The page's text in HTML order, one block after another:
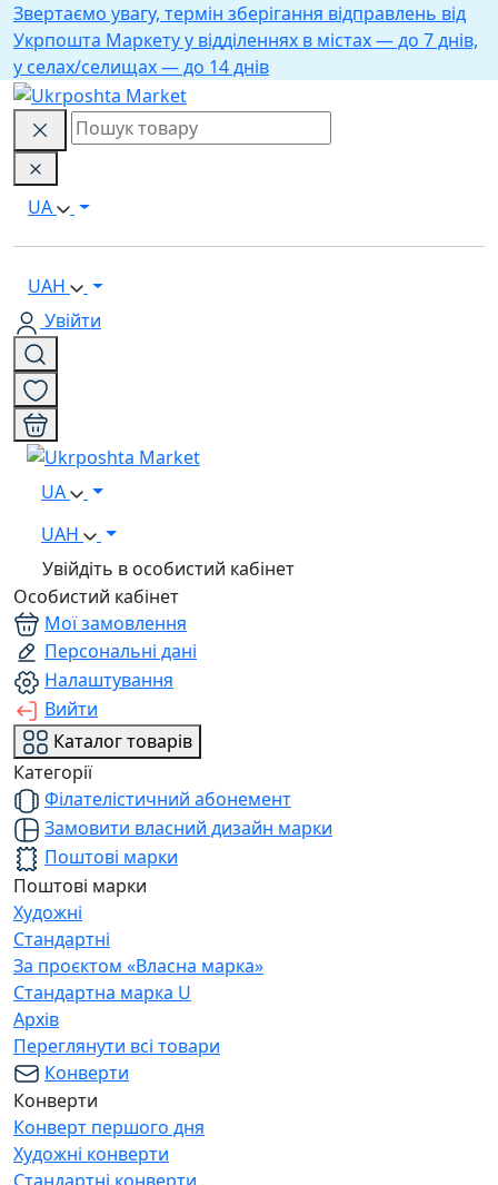
Звертаємо увагу, термін зберігання відправлень від
Укрпошта Маркету у відділеннях в містах — до 7 днів,
у селах/селищах — до 14 днів
UA
UAH
Увійти
UA
UAH
Увійдіть в особистий кабінет
Особистий кабінет
Мої замовлення
Персональні дані
Налаштування
Вийти
Каталог товарів
Категорії
Філателістичний абонемент
Замовити власний дизайн марки
Поштові марки
Поштові марки
Художні
Стандартні
За проєктом «Власна марка»
Стандартна марка U
Архів
Переглянути всі товари
Конверти
Конверти
Конверт першого дня
Художні конверти